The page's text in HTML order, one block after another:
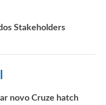
Stakeholders
novo Cruze hatch